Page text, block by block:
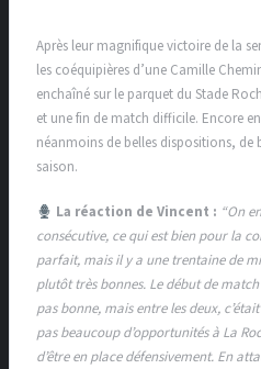
Après leur magnifique victoire de la
les coéquipières d’une Camille
enchaîné sur le parquet du Stade
et une fin de match difficile. Encore
néanmoins de belles dispositions,
saison.
La réaction de Vincent : “On
consécutive, ce qui est bien pour la
parfait, mais il y a une trentaine de
plutôt très bonnes. Le début de
pas bonne, mais entre les deux,
pas beaucoup d’opportunités à La
d’être en place défensivement. En